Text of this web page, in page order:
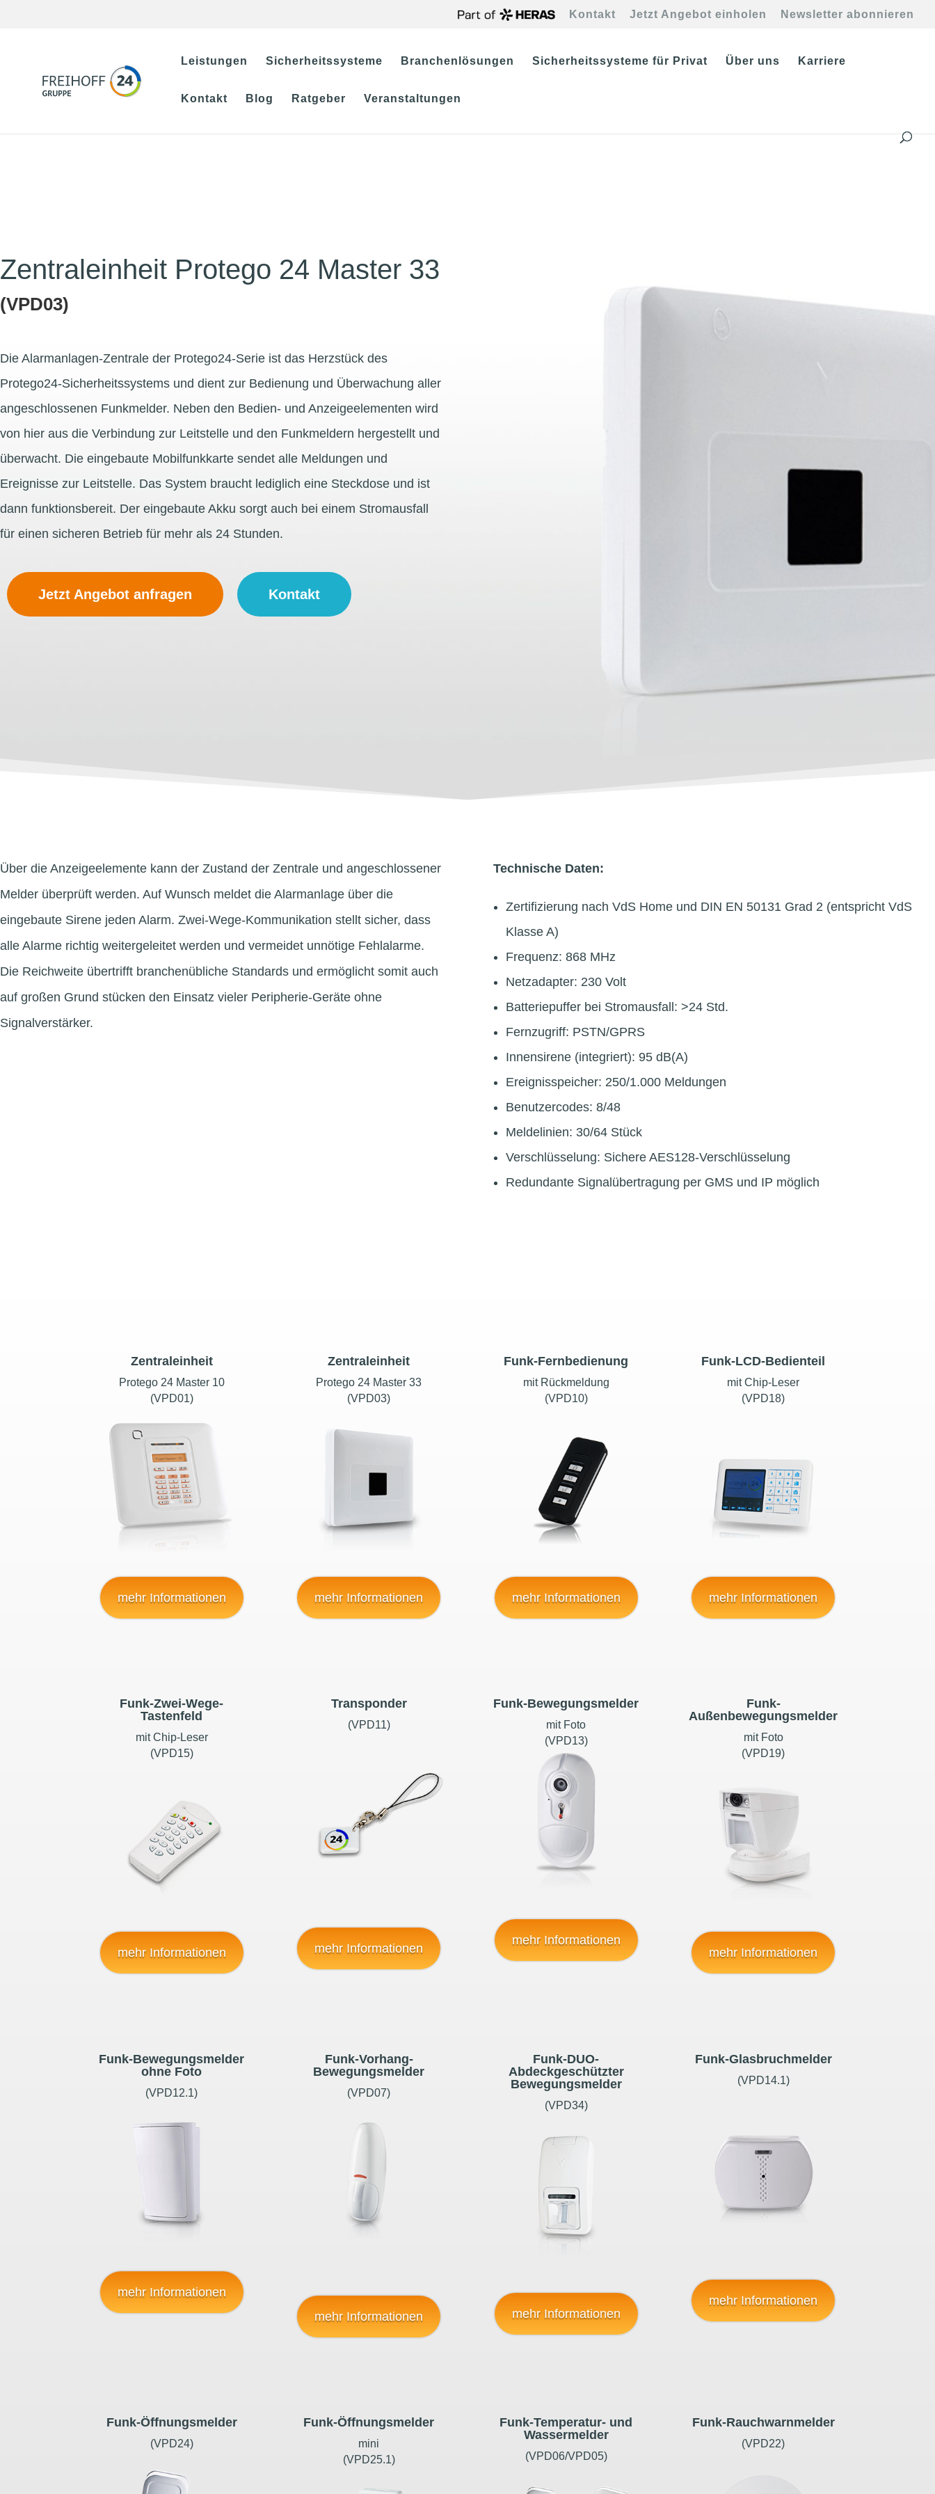
Kontakt Jetzt Angebot einholen Newsletter abonnieren
Leistungen Sicherheitssysteme Branchenlösungen Sicherheitssysteme für Privat Über uns Karriere
Kontakt Blog Ratgeber Veranstaltungen
Zentraleinheit Protego 24 Master 33
(VPD03)
Die Alarmanlagen-Zentrale der Protego24-Serie ist das Herzstück des
Protego24-Sicherheitssystems und dient zur Bedienung und Überwachung aller
angeschlossenen Funkmelder. Neben den Bedien- und Anzeigeelementen wird
von hier aus die Verbindung zur Leitstelle und den Funkmeldern hergestellt und
überwacht. Die eingebaute Mobilfunkkarte sendet alle Meldungen und
Ereignisse zur Leitstelle. Das System braucht lediglich eine Steckdose und ist
dann funktionsbereit. Der eingebaute Akku sorgt auch bei einem Stromausfall
für einen sicheren Betrieb für mehr als 24 Stunden.
Jetzt Angebot anfragen Kontakt
Über die Anzeigeelemente kann der Zustand der Zentrale und angeschlossener
Melder überprüft werden. Auf Wunsch meldet die Alarmanlage über die
eingebaute Sirene jeden Alarm. Zwei-Wege-Kommunikation stellt sicher, dass
alle Alarme richtig weitergeleitet werden und vermeidet unnötige Fehlalarme.
Die Reichweite übertrifft branchenübliche Standards und ermöglicht somit auch
auf großen Grund stücken den Einsatz vieler Peripherie-Geräte ohne
Signalverstärker.
Technische Daten:
Zertifizierung nach VdS Home und DIN EN 50131 Grad 2 (entspricht VdS
Klasse A)
Frequenz: 868 MHz
Netzadapter: 230 Volt
Batteriepuffer bei Stromausfall: >24 Std.
Fernzugriff: PSTN/GPRS
Innensirene (integriert): 95 dB(A)
Ereignisspeicher: 250/1.000 Meldungen
Benutzercodes: 8/48
Meldelinien: 30/64 Stück
Verschlüsselung: Sichere AES128-Verschlüsselung
Redundante Signalübertragung per GMS und IP möglich
Zentraleinheit
Protego 24 Master 10
(VPD01)
mehr Informationen
Zentraleinheit
Protego 24 Master 33
(VPD03)
mehr Informationen
Funk-Fernbedienung
mit Rückmeldung
(VPD10)
mehr Informationen
Funk-LCD-Bedienteil
mit Chip-Leser
(VPD18)
mehr Informationen
Funk-Zwei-Wege-
Tastenfeld
mit Chip-Leser
(VPD15)
mehr Informationen
Transponder
(VPD11)
mehr Informationen
Funk-Bewegungsmelder
mit Foto
(VPD13)
mehr Informationen
Funk-
Außenbewegungsmelder
mit Foto
(VPD19)
mehr Informationen
Funk-Bewegungsmelder
ohne Foto
(VPD12.1)
mehr Informationen
Funk-Vorhang-
Bewegungsmelder
(VPD07)
mehr Informationen
Funk-DUO-
Abdeckgeschützter
Bewegungsmelder
(VPD34)
mehr Informationen
Funk-Glasbruchmelder
(VPD14.1)
mehr Informationen
Funk-Öffnungsmelder
(VPD24)
Funk-Öffnungsmelder
mini
(VPD25.1)
Funk-Temperatur- und
Wassermelder
(VPD06/VPD05)
Funk-Rauchwarnmelder
(VPD22)